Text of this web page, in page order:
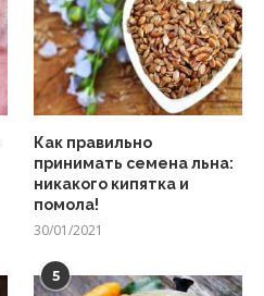
Как правильно
принимать семена льна:
никакого кипятка и
помола!
30/01/2021
5